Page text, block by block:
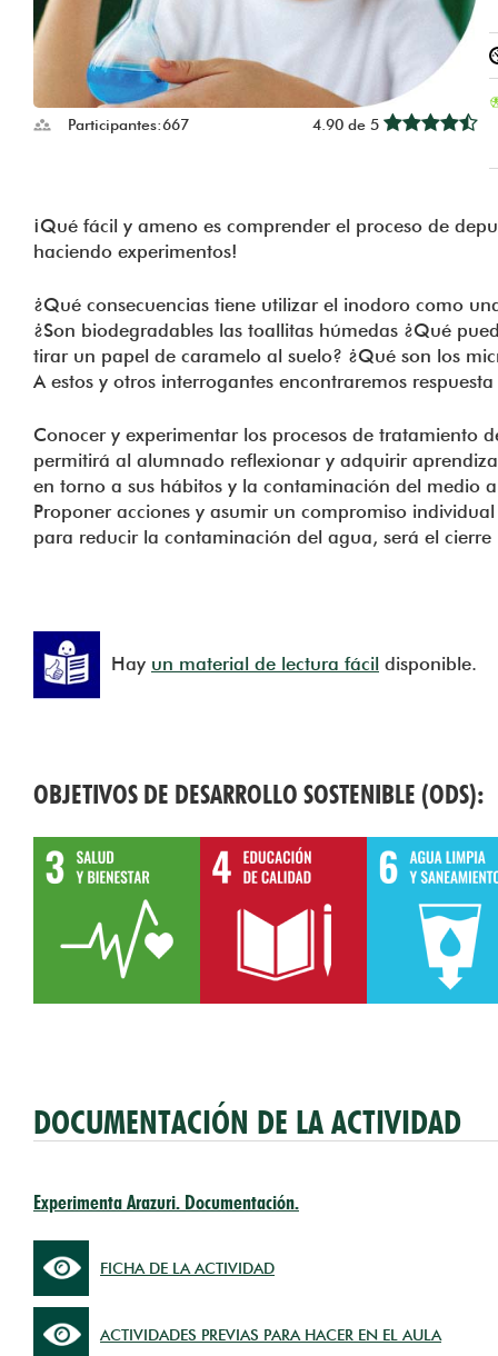
Participantes:667 4.90 de 5
¡Qué fácil y ameno es comprender el proceso de
haciendo experimentos!
¿Qué consecuencias tiene utilizar el inodoro como
¿Son biodegradables las toallitas húmedas ¿Qué
tirar un papel de caramelo al suelo? ¿Qué son los
A estos y otros interrogantes encontraremos
Conocer y experimentar los procesos de tratamiento
permitirá al alumnado reflexionar y adquirir
en torno a sus hábitos y la contaminación del medio
Proponer acciones y asumir un compromiso
para reducir la contaminación del agua, será el cierre
Hay un material de lectura fácil disponible.
OBJETIVOS DE DESARROLLO SOSTENIBLE (ODS):
DOCUMENTACIÓN DE LA ACTIVIDAD
Experimenta Arazuri. Documentación.
FICHA DE LA ACTIVIDAD
ACTIVIDADES PREVIAS PARA HACER EN EL AULA